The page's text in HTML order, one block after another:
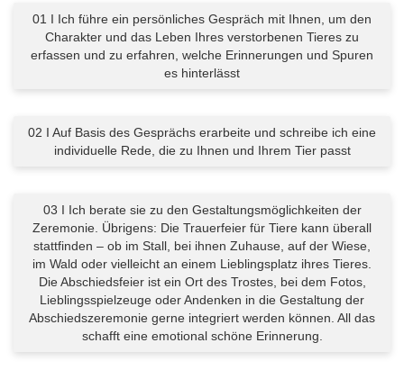
01 I Ich führe ein persönliches Gespräch mit Ihnen, um den
Charakter und das Leben Ihres verstorbenen Tieres zu
erfassen und zu erfahren, welche Erinnerungen und Spuren
es hinterlässt
02 I Auf Basis des Gesprächs erarbeite und schreibe ich eine
individuelle Rede, die zu Ihnen und Ihrem Tier passt
03 I Ich berate sie zu den Gestaltungsmöglichkeiten der
Zeremonie. Übrigens: Die Trauerfeier für Tiere kann überall
stattfinden – ob im Stall, bei ihnen Zuhause, auf der Wiese,
im Wald oder vielleicht an einem Lieblingsplatz ihres Tieres.
Die Abschiedsfeier ist ein Ort des Trostes, bei dem Fotos,
Lieblingsspielzeuge oder Andenken in die Gestaltung der
Abschiedszeremonie gerne integriert werden können. All das
schafft eine emotional schöne Erinnerung.